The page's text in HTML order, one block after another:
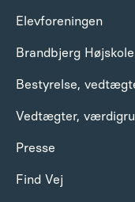
Elevforeningen
Brandbjerg
Bestyrelse,
Vedtægter,
Presse
Find Vej